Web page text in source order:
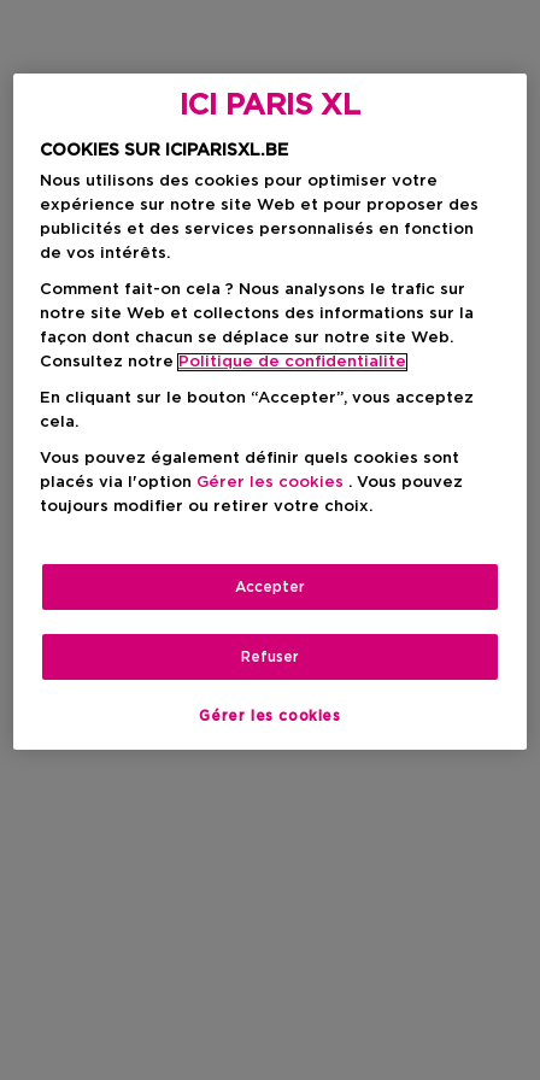
ICI PARIS XL
COOKIES SUR ICIPARISXL.BE
Nous utilisons des cookies pour optimiser votre
expérience sur notre site Web et pour proposer des
publicités et des services personnalisés en fonction
de vos intérêts.
Comment fait-on cela ? Nous analysons le trafic sur
notre site Web et collectons des informations sur la
façon dont chacun se déplace sur notre site Web.
Consultez notre Politique de confidentialite
En cliquant sur le bouton “Accepter”, vous acceptez
cela.
Vous pouvez également définir quels cookies sont
placés via l'option Gérer les cookies . Vous pouvez
toujours modifier ou retirer votre choix.
Gérer les cookies
Refuser
Accepter